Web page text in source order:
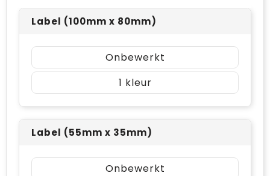
Label (100mm x 80mm)
Onbewerkt
1
Label (55mm x 35mm)
Onbewerkt